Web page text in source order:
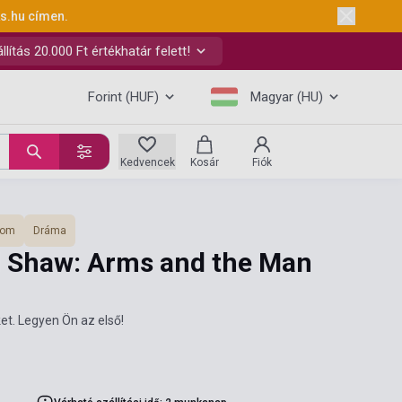
címen.
20.000 Ft értékhatár felett!
Forint (HUF) Magyar (HU)
Kedvencek Kosár Fiók
Dráma
Arms and the Man
Legyen Ön az első!